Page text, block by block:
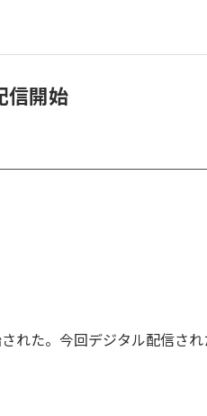
信開始
された。今回デジタル配信され